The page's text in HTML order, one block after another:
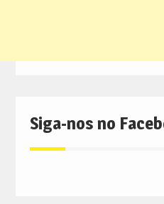
Siga-nos no